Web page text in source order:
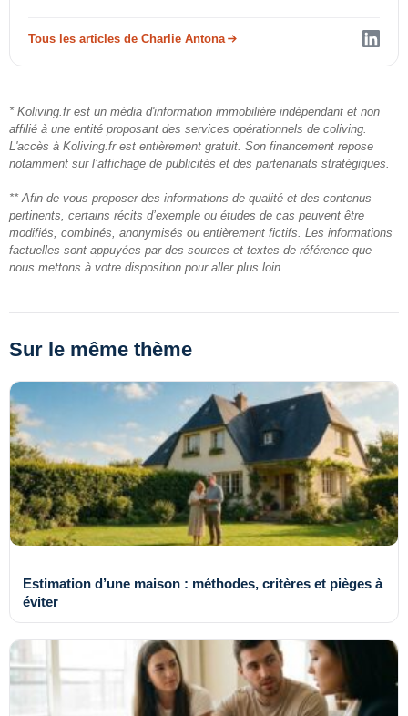
Tous les articles de Charlie Antona
* Koliving.fr est un média d'information immobilière indépendant et non
affilié à une entité proposant des services opérationnels de coliving.
L'accès à Koliving.fr est entièrement gratuit. Son financement repose
notamment sur l’affichage de publicités et des partenariats stratégiques.
** Afin de vous proposer des informations de qualité et des contenus
pertinents, certains récits d’exemple ou études de cas peuvent être
modifiés, combinés, anonymisés ou entièrement fictifs. Les informations
factuelles sont appuyées par des sources et textes de référence que
nous mettons à votre disposition pour aller plus loin.
Sur le même thème
Estimation d’une maison : méthodes, critères et pièges à
éviter